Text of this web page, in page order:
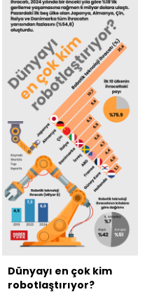
Dünyayı en çok kim
robotlaştırıyor?